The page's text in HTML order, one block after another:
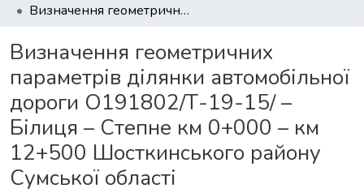
Визначення геометричних параметрів ділянки автомобільної дороги О191802/Т-19-15/ – Білиця – Степне км 0+000 – км 12+500 Шосткинського району Сумської області
Визначення геометричних
параметрів ділянки автомобільної
дороги О191802/Т-19-15/ –
Білиця – Степне км 0+000 – км
12+500 Шосткинського району
Сумської області